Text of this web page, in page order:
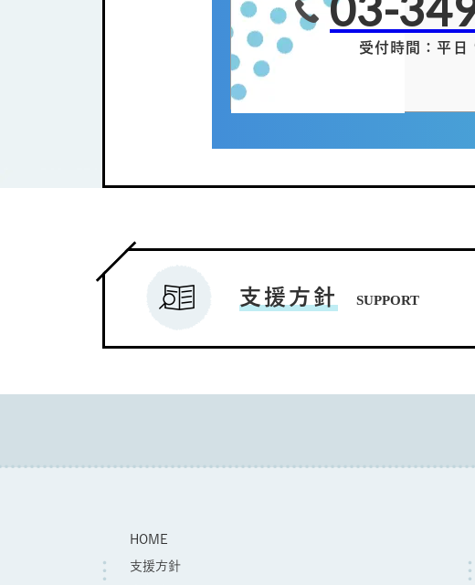
受付時間：平
支援方針 SUPPORT
HOME
支援方針